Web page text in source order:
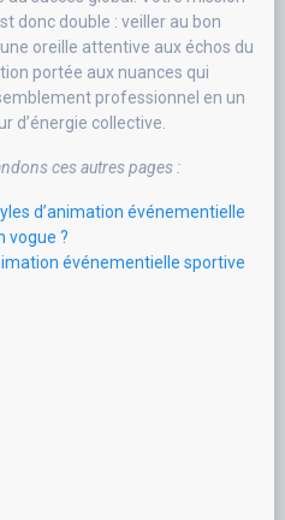
donc double : veiller au bon
oreille attentive aux échos du
portée aux nuances qui
professionnel en un
d’énergie collective.
ces autres pages :
d’animation événementielle
vogue ?
événementielle sportive